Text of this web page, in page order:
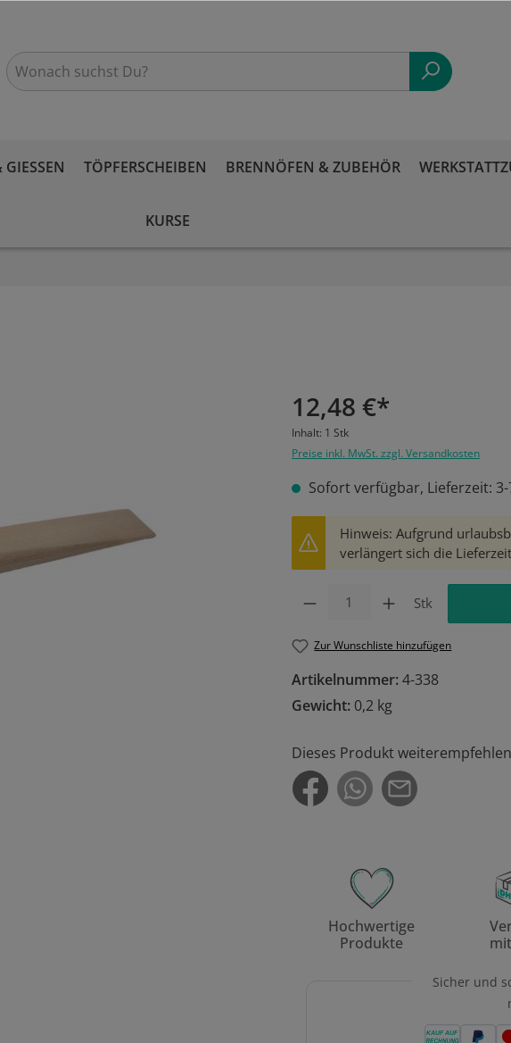
TÖPFERSCHEIBEN BRENNÖFEN & ZUBEHÖR
KURSE
12,48 €*
Inhalt: 1 Stk
Preise inkl. MwSt. zzgl. Versandkosten
Sofort verfügbar, Lieferzeit:
Hinweis: Aufgrund
verlängert sich die
Stk
Zur Wunschliste hinzufügen
Artikelnummer:4-338
Gewicht: 0,2 kg
Dieses Produkt
Hochwertige
Produkte
Sicher und